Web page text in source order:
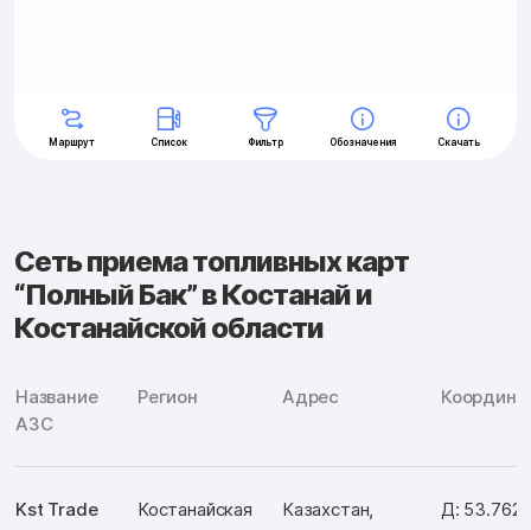
Сеть приема топливных карт
“Полный Бак” в Костанай и
Костанайской области
Название
АЗС
Регион Адрес
Kst Trade
Костанайская
Казахстан,
Д: